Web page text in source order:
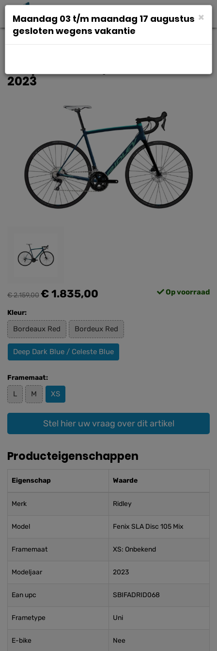
2023
€ 2.159,00€ 1.835,00 Op voorraad
Kleur:
Bordeaux Red Bordeux Red
Deep Dark Blue / Celeste Blue
Framemaat:
L M XS
Stel hier uw vraag over dit artikel
Producteigenschappen
Eigenschap Waarde
Merk Ridley
Model Fenix SLA Disc 105 Mix
Framemaat XS: Onbekend
Modeljaar 2023
Ean upc SBIFADRID068
Frametype Uni
E-bike Nee
×
Maandag 03 t/m maandag 17 augustus
gesloten wegens vakantie